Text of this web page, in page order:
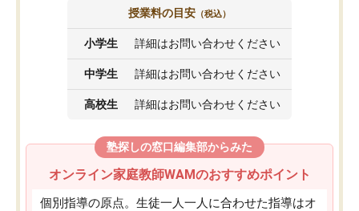
授業料の目安 （税込）
小学生 詳細はお問い合わせください
中学生 詳細はお問い合わせください
高校生 詳細はお問い合わせください
塾探しの窓口編集部からみた
オンライン家庭教師WAMのおすすめポイント
個別指導の原点。生徒一人一人に合わせた指導はオ